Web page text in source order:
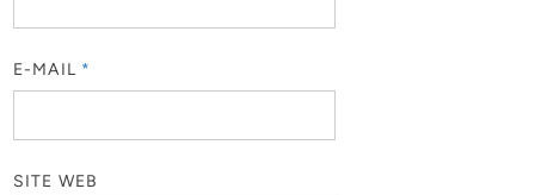
E-MAIL *
SITE WEB